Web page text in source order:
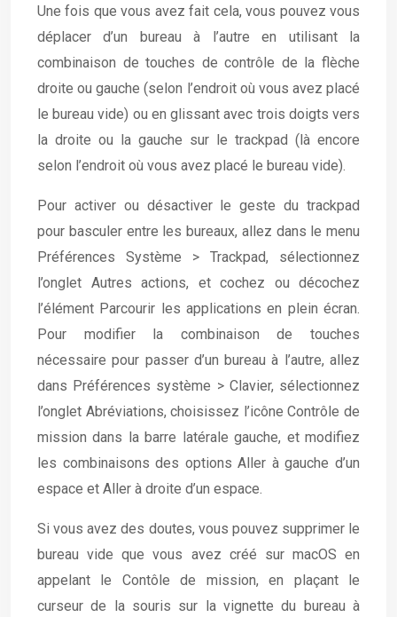
Une fois que vous avez fait cela, vous pouvez vous
déplacer d’un bureau à l’autre en utilisant la
combinaison de touches de contrôle de la flèche
droite ou gauche (selon l’endroit où vous avez placé
le bureau vide) ou en glissant avec trois doigts vers
la droite ou la gauche sur le trackpad (là encore
selon l’endroit où vous avez placé le bureau vide).
Pour activer ou désactiver le geste du trackpad
pour basculer entre les bureaux, allez dans le menu
Préférences Système > Trackpad, sélectionnez
l’onglet Autres actions, et cochez ou décochez
l’élément Parcourir les applications en plein écran.
Pour modifier la combinaison de touches
nécessaire pour passer d’un bureau à l’autre, allez
dans Préférences système > Clavier, sélectionnez
l’onglet Abréviations, choisissez l’icône Contrôle de
mission dans la barre latérale gauche, et modifiez
les combinaisons des options Aller à gauche d’un
espace et Aller à droite d’un espace.
Si vous avez des doutes, vous pouvez supprimer le
bureau vide que vous avez créé sur macOS en
appelant le Contôle de mission, en plaçant le
curseur de la souris sur la vignette du bureau à